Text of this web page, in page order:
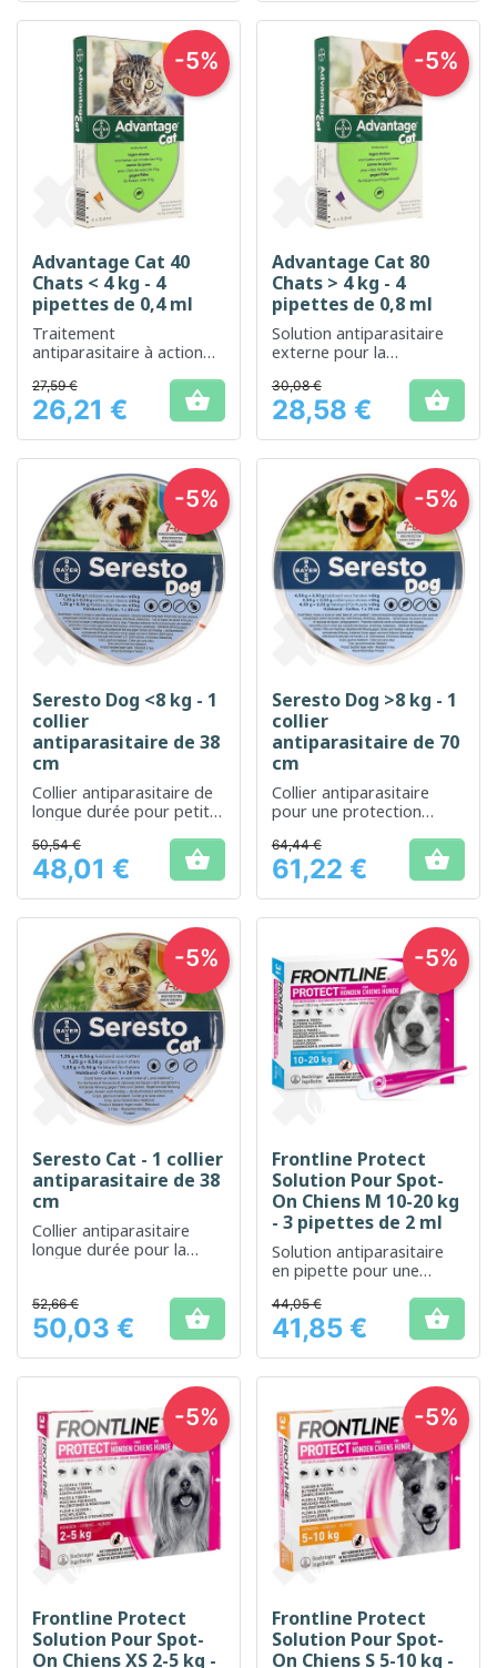
Advantage Cat 40
Chats < 4 kg - 4
pipettes de 0,4 ml
Traitement
antiparasitaire à action
petite taille
Prix
27,59 €
26,21 € 
-5%
Advantage Cat 80
Chats > 4 kg - 4
pipettes de 0,8 ml
Solution antiparasitaire
externe pour la
contre les puces chez les
chats adultes
Prix
30,08 €
28,58 € 
-5%
Seresto Dog <8 kg - 1
collier
antiparasitaire de 38
cm
Collier antiparasitaire de
longue durée pour petits
Prix
50,54 €
48,01 € 
-5%
Seresto Dog >8 kg - 1
collier
antiparasitaire de 70
cm
Collier antiparasitaire
pour une protection
chien
Prix
64,44 €
61,22 € 
-5%
Seresto Cat - 1 collier
antiparasitaire de 38
cm
Collier antiparasitaire
longue durée pour la
tiques
Prix
52,66 €
50,03 € 
-5%
Frontline Protect
Solution Pour Spot-
On Chiens M 10-20 kg
- 3 pipettes de 2 ml
Solution antiparasitaire
en pipette pour une
les puces et les tiques
Prix
44,05 €
41,85 € 
-5%
Frontline Protect
Solution Pour Spot-
On Chiens XS 2-5 kg -
-5%
Frontline Protect
Solution Pour Spot-
On Chiens S 5-10 kg -
-5%